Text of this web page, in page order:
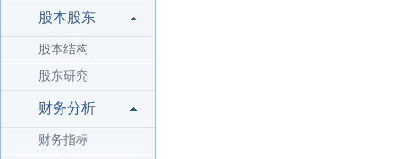
股本股东
股本结构
股东研究
财务分析
财务指标